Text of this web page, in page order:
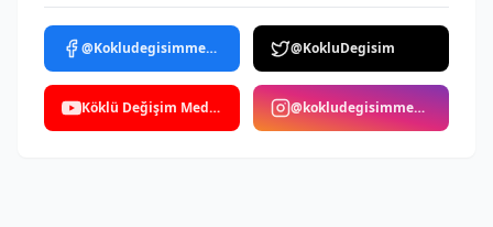
@Kokludegisimmedya @KokluDegisim
Köklü Değişim Medya @kokludegisimmedya